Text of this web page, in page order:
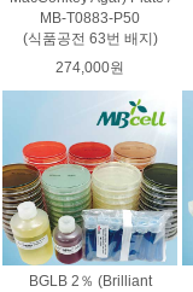
MB-T0883-P50
(식품공전 63번 배지)
274,000원
BGLB 2％ (Brilliant